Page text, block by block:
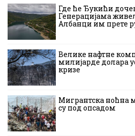
Где ће Ђукићи
Генерацијама
Албанци им прете
Велике нафтне
милијарде долара
кризе
Мигрантска ноћна
су под опсадом